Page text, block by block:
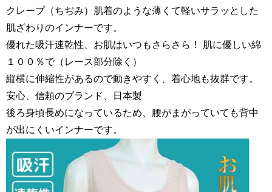
クレープ（ちぢみ）肌着のような薄くて軽いサラッとした
肌ざわりのインナーです。
優れた吸汗速乾性、お肌はいつもさらさら！ 肌に優しい綿
１００％で（レース部分除く）
縦横に伸縮性があるので動きやすく、着心地も抜群です。
安心、信頼のブランド、日本製
後ろ身頃長めになっているため、腰がまがっていても背中
が出にくいインナーです。